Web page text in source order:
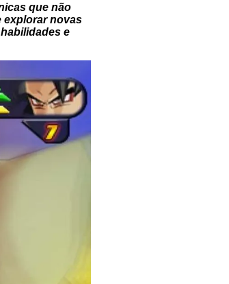
que não
explorar novas
e